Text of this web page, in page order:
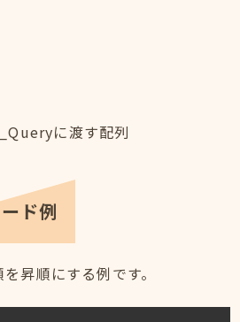
に渡す配列
ド例
昇順にする例です。